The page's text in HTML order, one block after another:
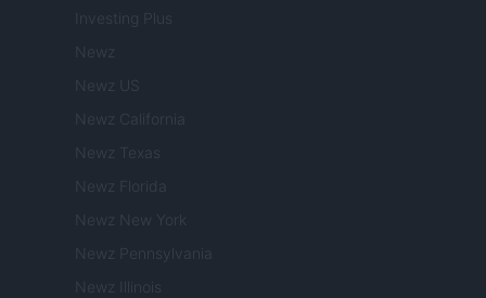
Investing Plus
Newz
Newz US
Newz California
Newz Texas
Newz Florida
Newz New York
Newz Pennsylvania
Newz Illinois